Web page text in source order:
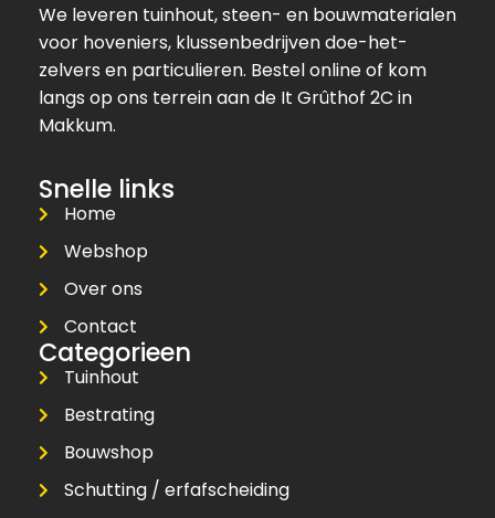
We leveren tuinhout, steen- en bouwmaterialen
voor hoveniers, klussenbedrijven doe-het-
zelvers en particulieren. Bestel online of kom
langs op ons terrein aan de It Grûthof 2C in
Makkum.
Snelle links
Home
Webshop
Over ons
Contact
Categorieen
Tuinhout
Bestrating
Bouwshop
Schutting / erfafscheiding